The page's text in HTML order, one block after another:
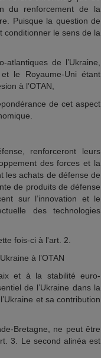
du renforcement de la
Puisque la question de
conditionner le sens de la
de l’Ukraine,
le Royaume-Uni étant
à l’OTAN,
de cet aspect
renforceront leurs
des forces et la
les achats de défense de
de produits de défense
sur l’innovation et le
des technologies
fois-ci à l'art. 2.
à l’OTAN
et à la stabilité euro-
de l’Ukraine dans la
et sa contribution
Bretagne, ne peut être
3. Le second alinéa est